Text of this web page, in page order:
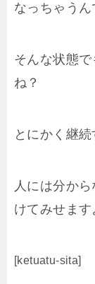
なっちゃうん
そんな状態
ね？
とにかく継
人には分か
けてみせます
[ketuatu-sita]